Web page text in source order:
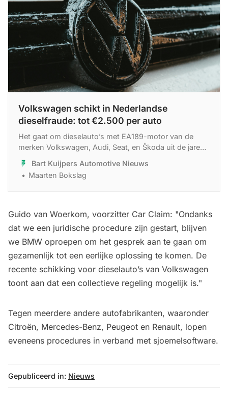
Volkswagen schikt in Nederlandse
dieselfraude: tot €2.500 per auto
Het gaat om dieselauto’s met EA189-motor van de
merken Volkswagen, Audi, Seat, en Škoda uit de jaren
2008-2015.
Bart Kuijpers Automotive Nieuws
Maarten Bokslag
Guido van Woerkom, voorzitter Car Claim: "Ondanks
dat we een juridische procedure zijn gestart, blijven
we BMW oproepen om het gesprek aan te gaan om
gezamenlijk tot een eerlijke oplossing te komen. De
recente schikking voor dieselauto’s van Volkswagen
toont aan dat een collectieve regeling mogelijk is."
Tegen meerdere andere autofabrikanten, waaronder
Citroën, Mercedes-Benz, Peugeot en Renault, lopen
eveneens procedures in verband met sjoemelsoftware.
Gepubliceerd in: Nieuws